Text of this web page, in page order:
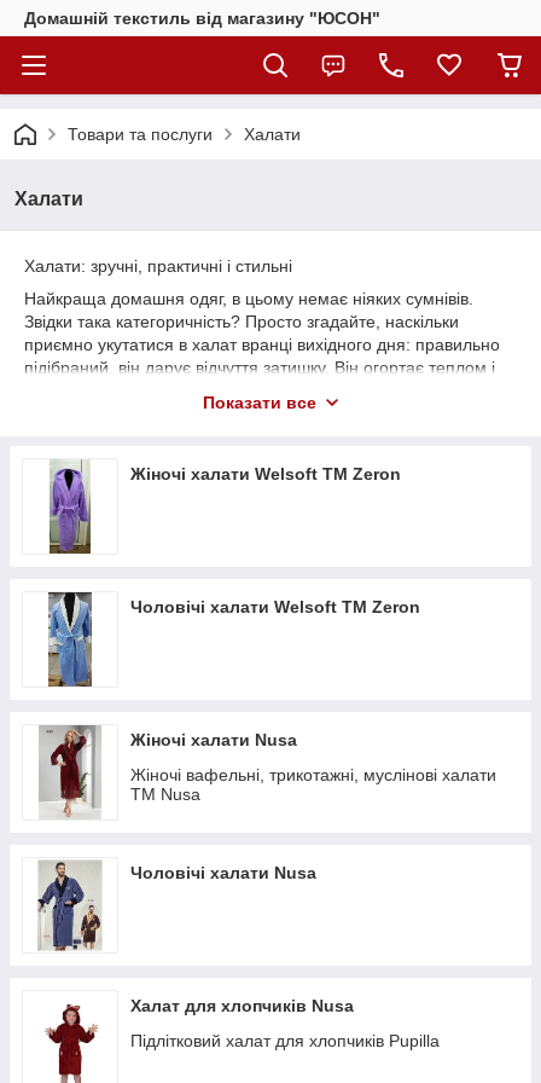
Домашній текстиль від магазину "ЮСОН"
Товари та послуги Халати
Халати
Халати: зручні, практичні і стильні
Найкраща домашня одяг, в цьому немає ніяких сумнівів.
Звідки така категоричність? Просто згадайте, наскільки
приємно укутатися в халат вранці вихідного дня: правильно
підібраний, він дарує відчуття затишку. Він огортає теплом і
під новорічною ялинкою... Всі ці важливі життєві моменти і ще
десятки інших позитивних подій ви зустрічаєте саме у халаті,
тому так важливо правильно його купити – щоб носити довго і
з задоволенням. І ми, інтернет магазин домашнього текстилю
Який халат замовити?
Щоб зорієнтуватися в існуючому сьогодні різноманітті,
потрібно слідувати лише декільком базовим правилам. Коли
очі розбігаються, важливо пам'ятати, що ідеальний халат:
має бути зручно не тільки сидіти в кріслі, але і займатися
якимись домашніми справами;
· підтримує температуру тіла – махровий або велюровий,
навколишній теплом, для прохолодних вечорів, або легкий
· приємний на дотик – дарує тільки позитивні тактильні
відчуття, які особливо важливі для ніжної дитячої або жіночої
шкіри.
І окремо про питання стилю. Домашні халати обов'язково
теж основа персонального комфорту.
Де купити халат? В інтернет магазині ЮСОН
Ми пропонуємо величезний вибір текстилю, і цією легкою,
Показати все
Жіночі халати Welsoft ТМ Zeron
Чоловічі халати Welsoft ТМ Zeron
Жіночі халати Nusa
Жіночі вафельні, трикотажні, муслінові халати
ТМ Nusa
Чоловічі халати Nusa
Халат для хлопчиків Nusa
Підлітковий халат для хлопчиків Pupilla